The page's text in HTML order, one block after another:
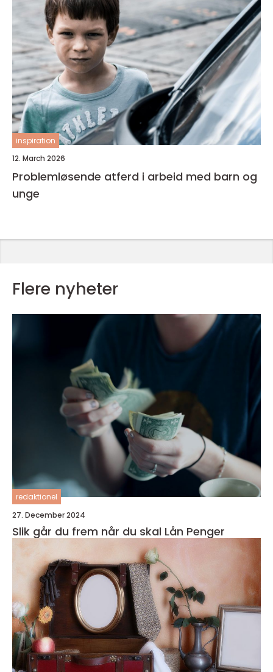
inspiration
12. March 2026
Problemløsende atferd i arbeid med barn og
unge
Flere nyheter
redaktionel
27. December 2024
Slik går du frem når du skal Lån Penger